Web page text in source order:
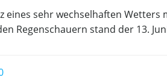
eines sehr wech­sel­haf­ten
Regen­schau­ern stand der 13.